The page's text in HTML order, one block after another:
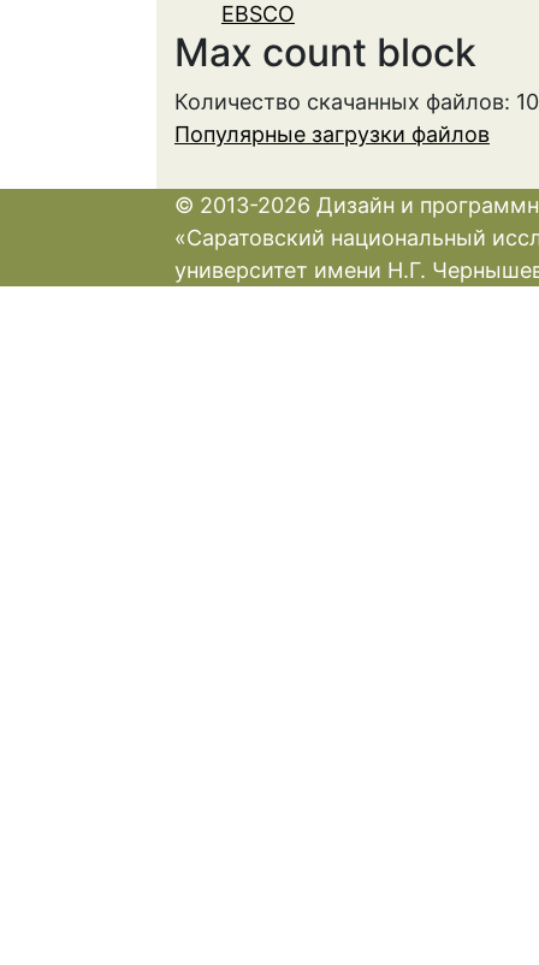
EBSCO
Max count block
Количество скачанных файлов:
Популярные загрузки файлов
© 2013-2026 Дизайн и
«Саратовский национальный
университет имени Н.Г.